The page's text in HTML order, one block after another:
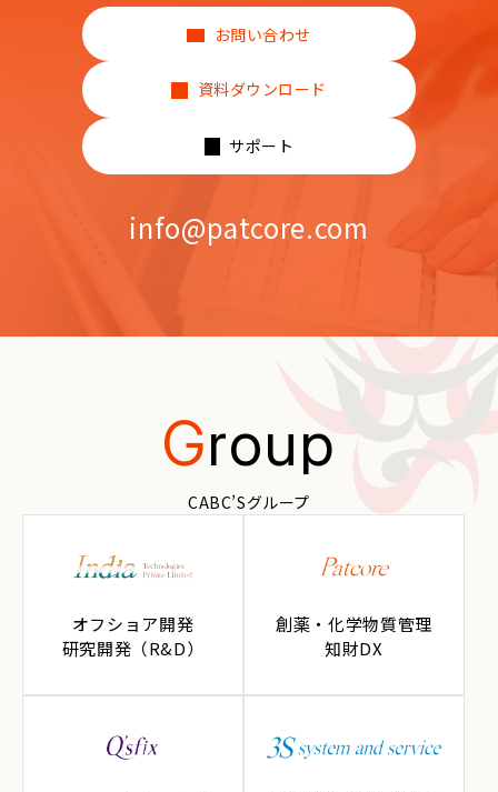
お問い合わせ
資料ダウンロード
サポート
info@patcore.com
Group
CABC’Sグループ
オフショア開発
研究開発（R&D）
創薬・化学物質管理
知財DX